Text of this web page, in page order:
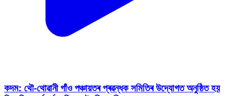
কদম: থৌ-থোৱানী গাঁও পঞ্চায়তৰ প্ৰৱন্ধক সমিতিৰ উদ্যোগত অনুষ্ঠিত হয়